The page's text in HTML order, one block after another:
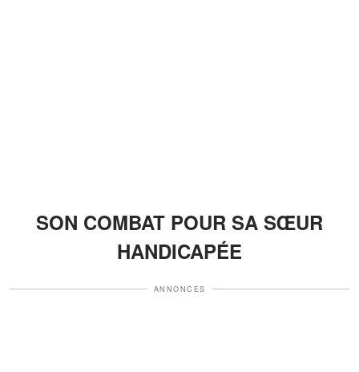
SON COMBAT POUR SA SŒUR
HANDICAPÉE
ANNONCES